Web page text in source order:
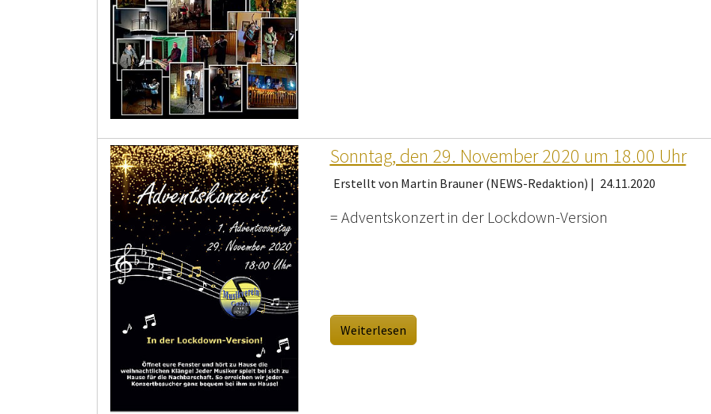
Sonntag, den 29. November 2020 um 18.00 Uhr
Erstellt von Martin Brauner (NEWS-Redaktion) | 24.11.2020
= Adventskonzert in der Lockdown-Version
Weiterlesen